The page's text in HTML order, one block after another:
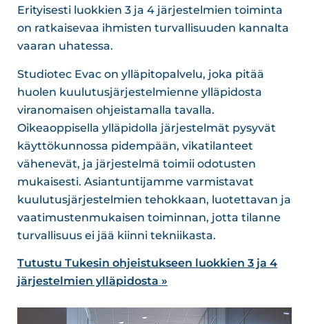
Erityisesti luokkien 3 ja 4 järjestelmien toiminta
on ratkaisevaa ihmisten turvallisuuden kannalta
vaaran uhatessa.
Studiotec Evac on ylläpitopalvelu, joka pitää
huolen kuulutusjärjestelmienne ylläpidosta
viranomaisen ohjeistamalla tavalla.
Oikeaoppisella ylläpidolla järjestelmät pysyvät
käyttökunnossa pidempään, vikatilanteet
vähenevät, ja järjestelmä toimii odotusten
mukaisesti. Asiantuntijamme varmistavat
kuulutusjärjestelmien tehokkaan, luotettavan ja
vaatimustenmukaisen toiminnan, jotta tilanne
turvallisuus ei jää kiinni tekniikasta.
Tutustu Tukesin ohjeistukseen luokkien 3 ja 4
järjestelmien ylläpidosta »